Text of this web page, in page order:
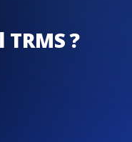
?